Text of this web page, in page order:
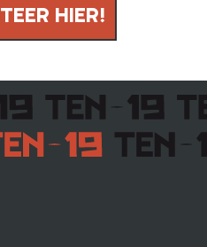
HIER!